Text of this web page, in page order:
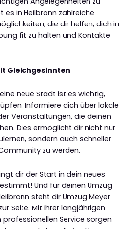
es in Heilbronn zahlreiche
die dir helfen, dich in
fit zu halten und Kontakte
Gleichgesinnten
neue Stadt ist es wichtig,
Informiere dich über lokale
Veranstaltungen, die deinen
Dies ermöglicht dir nicht nur
sondern auch schneller
zu werden.
dir der Start in dein neues
Und für deinen Umzug
steht dir Umzug Meyer
Seite. Mit ihrer langjährigen
professionellen Service sorgen